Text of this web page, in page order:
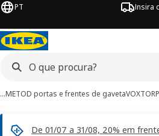
PT Insira
…METOD portas e frentes de gaveta
De 01/07 a 31/08, 20% em